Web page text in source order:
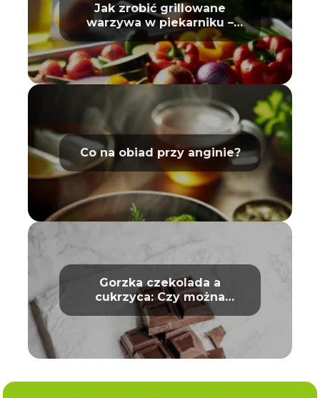
Jak zrobić grillowane
warzywa w piekarniku –
poradnik
Co na obiad przy anginie?
Gorzka czekolada a
cukrzyca: Czy można
bezpiecznie ją jeść?